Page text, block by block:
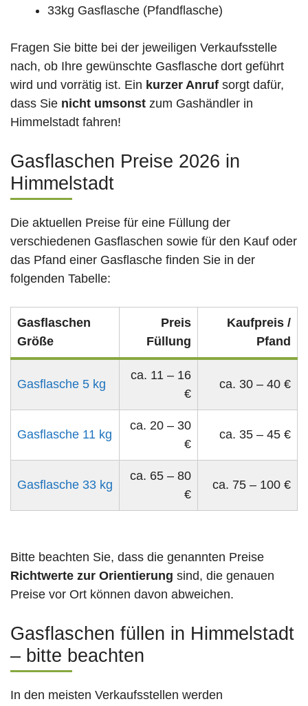
33kg Gasflasche (Pfandflasche)
Fragen Sie bitte bei der jeweiligen Verkaufsstelle
nach, ob Ihre gewünschte Gasflasche dort geführt
wird und vorrätig ist. Ein kurzer Anruf sorgt dafür,
dass Sie nicht umsonst zum Gashändler in
Himmelstadt fahren!
Gasflaschen Preise 2026 in
Himmelstadt
Die aktuellen Preise für eine Füllung der
verschiedenen Gasflaschen sowie für den Kauf oder
das Pfand einer Gasflasche finden Sie in der
folgenden Tabelle:
Gasflaschen
Größe
Preis
Füllung
Kaufpreis /
Pfand
Gasflasche 5 kg
ca. 11 – 16
€
ca. 30 – 40 €
Gasflasche 11 kg
ca. 20 – 30
€
ca. 35 – 45 €
Gasflasche 33 kg
ca. 65 – 80
€
ca. 75 – 100 €
Bitte beachten Sie, dass die genannten Preise
Richtwerte zur Orientierung sind, die genauen
Preise vor Ort können davon abweichen.
Gasflaschen füllen in Himmelstadt
– bitte beachten
In den meisten Verkaufsstellen werden